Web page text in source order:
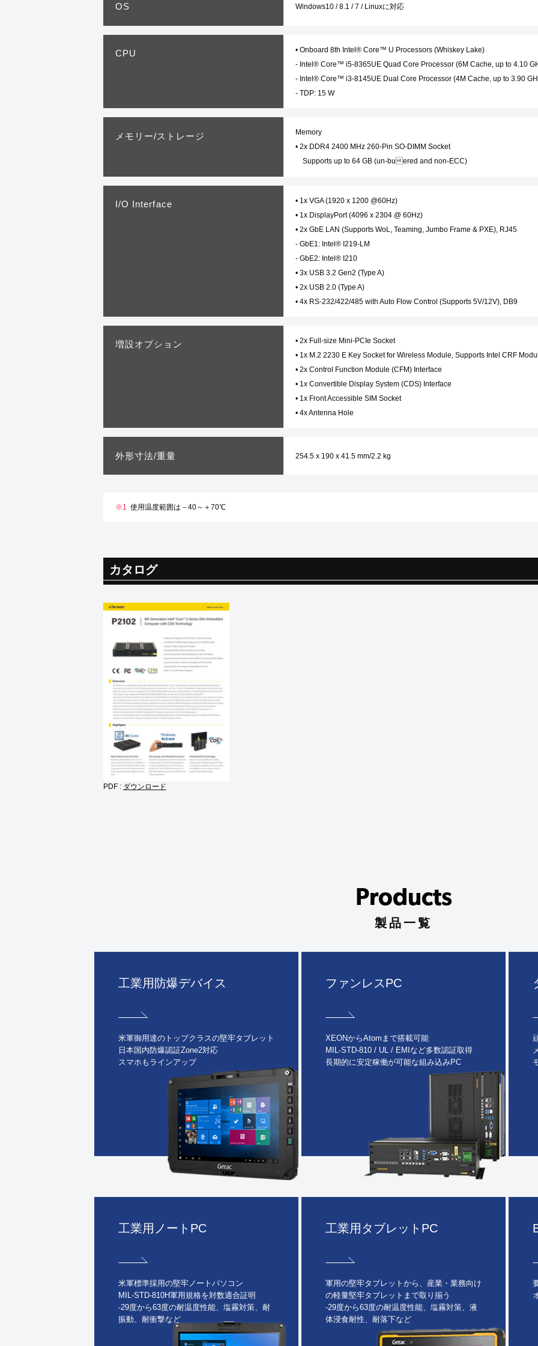
OS Windows10 / 8.1 / 7 / Linuxに対応
CPU
• Onboard 8th Intel® Core™ U Processors (Whiskey Lake)
- Intel® Core™ i5-8365UE Quad Core Processor (6M Cache, up to 4.10
- Intel® Core™ i3-8145UE Dual Core Processor (4M Cache, up to 3.90
- TDP: 15 W
メモリー/ストレージ
Memory
• 2x DDR4 2400 MHz 260-Pin SO-DIMM Socket
I/O Interface
• 1x VGA (1920 x 1200 @60Hz)
• 1x DisplayPort (4096 x 2304 @ 60Hz)
• 2x GbE LAN (Supports WoL, Teaming, Jumbo Frame & PXE), RJ45
- GbE1: Intel® I219-LM
- GbE2: Intel® I210
• 3x USB 3.2 Gen2 (Type A)
• 2x USB 2.0 (Type A)
• 4x RS-232/422/485 with Auto Flow Control (Supports 5V/12V), DB9
増設オプション
• 2x Full-size Mini-PCIe Socket
• 1x M.2 2230 E Key Socket for Wireless Module, Supports Intel CRF
• 2x Control Function Module (CFM) Interface
• 1x Convertible Display System (CDS) Interface
• 1x Front Accessible SIM Socket
• 4x Antenna Hole
外形寸法/重量 254.5 x 190 x 41.5 mm/2.2 kg
※1 使用温度範囲は－40～＋70℃
カタログ
PDF : ダウンロード
Products
製品一覧
工業用防爆デバイス
米軍御用達のトップクラスの堅牢タブレット
日本国内防爆認証Zone2対応
スマホもラインアップ
ファンレスPC
XEONからAtomまで搭載可能
MIL-STD-810 / UL / EMIなど多数認証取得
長期的に安定稼働が可能な組み込みPC
工業用ノートPC
米軍標準採用の堅牢ノートパソコン
MIL-STD-810H軍用規格を対数適合証明
-29度から63度の耐温度性能、塩霧対策、耐
振動、耐衝撃など
工業用タブレットPC
軍用の堅牢タブレットから、産業・業務向け
の軽量堅牢タブレットまで取り揃う
-29度から63度の耐温度性能、塩霧対策、液
体浸食耐性、耐落下など